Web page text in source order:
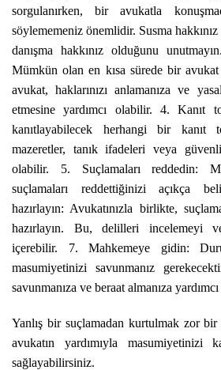
sorgulanırken, bir avukatla
söylememeniz önemlidir. Susma
danışma hakkınız olduğunu
Mümkün olan en kısa sürede bir
avukat, haklarınızı anlamanıza ve
etmesine yardımcı olabilir. 4. Kanıt
kanıtlayabilecek herhangi bir kanıt
mazeretler, tanık ifadeleri veya
olabilir. 5. Suçlamaları reddedin:
suçlamaları reddettiğinizi açıkça
hazırlayın: Avukatınızla birlikte,
hazırlayın. Bu, delilleri incelemeyi
içerebilir. 7. Mahkemeye gidin:
masumiyetinizi savunmanız
savunmanıza ve beraat almanıza
Yanlış bir suçlamadan kurtulmak zor
avukatın yardımıyla masumiyetinizi
sağlayabilirsiniz.